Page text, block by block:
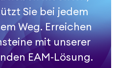
Sie bei jedem
Weg. Erreichen
mit unserer
EAM-Lösung.